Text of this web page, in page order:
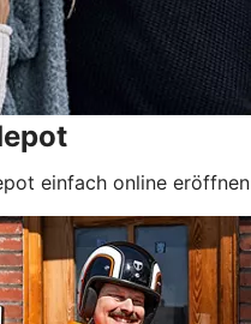
einfach online eröffnen